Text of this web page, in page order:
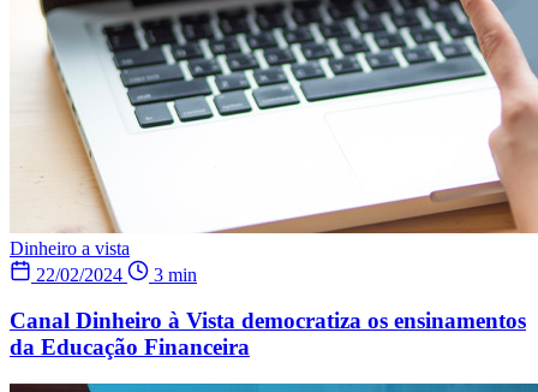
Dinheiro a vista
22/02/2024
3 min
Canal Dinheiro à Vista democratiza os ensinamentos
da Educação Financeira